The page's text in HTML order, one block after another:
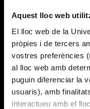
Aquest lloc web
El lloc web de la
pròpies i de tercers
vostres preferències
al lloc web amb
puguin diferenciar la
usuaris), amb
interactueu amb el